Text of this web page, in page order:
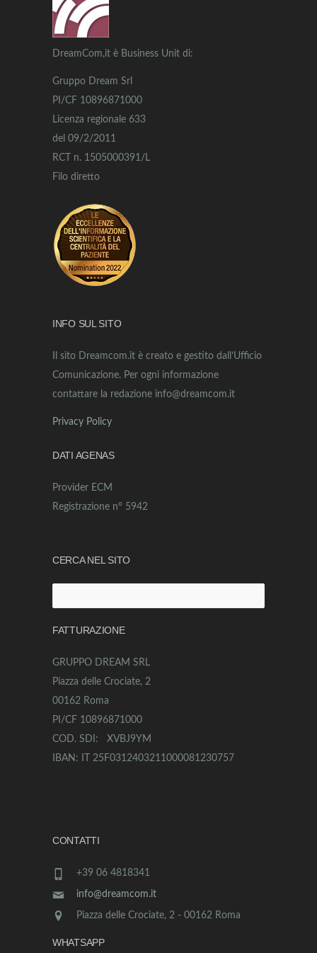
DreamCom,it è Business Unit di:
Gruppo Dream Srl
PI/CF 10896871000
Licenza regionale 633
del 09/2/2011
RCT n. 1505000391/L
Filo diretto
INFO SUL SITO
Il sito Dreamcom.it è creato e gestito dall’Ufficio
Comunicazione. Per ogni informazione
contattare la redazione info@dreamcom.it
Privacy Policy
DATI AGENAS
Provider ECM
Registrazione n° 5942
CERCA NEL SITO
FATTURAZIONE
GRUPPO DREAM SRL
Piazza delle Crociate, 2
00162 Roma
PI/CF 10896871000
COD. SDI: XVBJ9YM
IBAN: IT 25F0312403211000081230757
CONTATTI
+39 06 4818341
info@dreamcom.it
Piazza delle Crociate, 2 - 00162 Roma
WHATSAPP